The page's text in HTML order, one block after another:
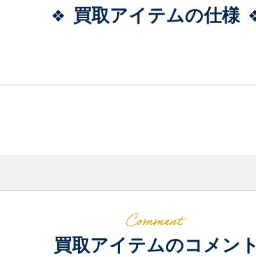
買取アイテムの仕様
買取アイテムのコメント